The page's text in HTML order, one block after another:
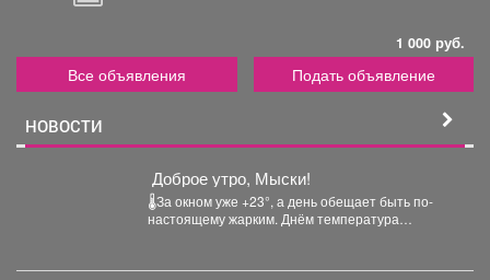
1 000 руб.
Все объявления Подать объявление
НОВОСТИ
️ Доброе утро, Мыски!
🌡За окном уже +23°, а день обещает быть по-
настоящему жарким. Днём температура